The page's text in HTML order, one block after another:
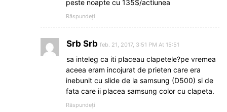
peste noapte cu 135$/actiunea
Răspundeți
Srb Srb feb. 21, 2017, 3:51 PM At 15:51
sa inteleg ca iti placeau clapetele?pe vremea
aceea eram incojurat de prieten care era
inebunit cu slide de la samsung (D500) si de
fata care ii placea samsung color cu clapeta.
Răspundeți